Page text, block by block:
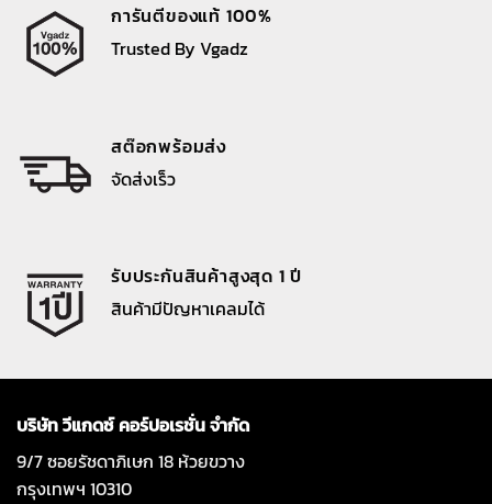
การันตีของแท้ 100%
Trusted By Vgadz
สต๊อกพร้อมส่ง
จัดส่งเร็ว
รับประกันสินค้าสูงสุด 1 ปี
สินค้ามีปัญหาเคลมได้
บริษัท วีแกดซ์ คอร์ปอเรชั่น จำกัด
9/7 ซอยรัชดาภิเษก 18 ห้วยขวาง
กรุงเทพฯ 10310